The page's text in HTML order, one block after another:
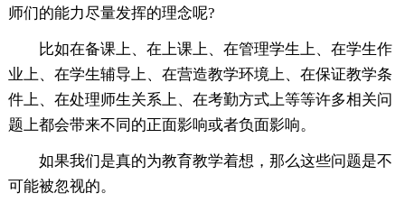
师们的能力尽量发挥的理念呢?
比如在备课上、在上课上、在管理学生上、在学生作
业上、在学生辅导上、在营造教学环境上、在保证教学条
件上、在处理师生关系上、在考勤方式上等等许多相关问
题上都会带来不同的正面影响或者负面影响。
如果我们是真的为教育教学着想，那么这些问题是不
可能被忽视的。